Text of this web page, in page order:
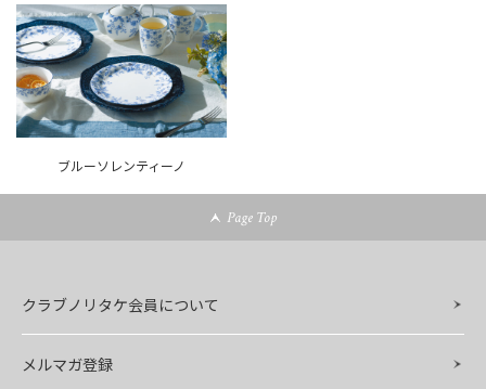
ブルーソレンティーノ
Page Top
クラブノリタケ会員について
メルマガ登録